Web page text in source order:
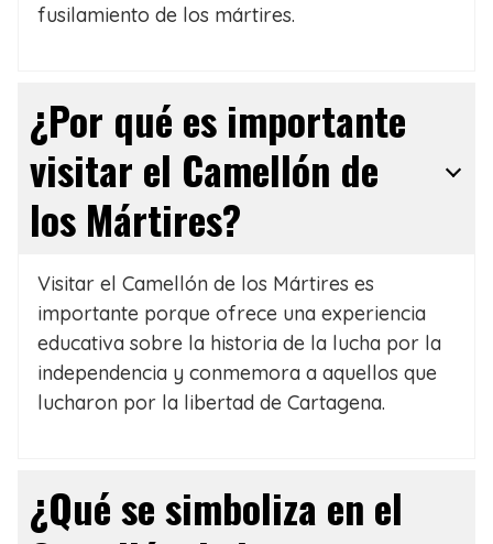
fusilamiento de los mártires.
¿Por qué es importante
visitar el Camellón de
los Mártires?
Visitar el Camellón de los Mártires es
importante porque ofrece una experiencia
educativa sobre la historia de la lucha por la
independencia y conmemora a aquellos que
lucharon por la libertad de Cartagena.
¿Qué se simboliza en el